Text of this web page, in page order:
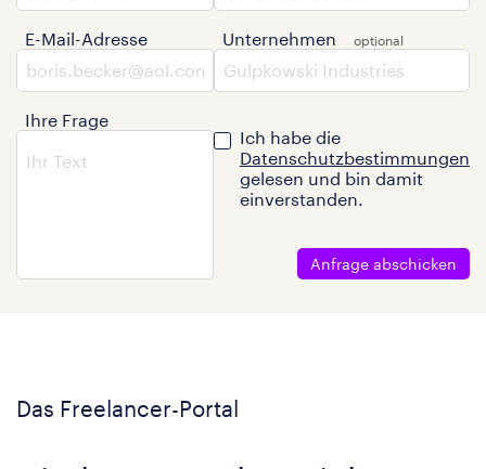
E-Mail-Adresse
Ihre Frage
Unternehmen
Ich habe die
Datenschutzbestimmungen
gelesen und bin damit
einverstanden.
Anfrage abschicken
Das Freelancer-Portal